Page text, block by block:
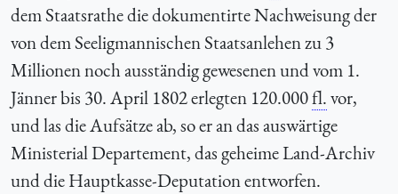
dem Staatsrathe die dokumentirte Nachweisung der
von dem Seeligmannischen Staatsanlehen zu 3
Millionen noch ausständig gewesenen und vom 1.
Jänner bis 30. April 1802 erlegten 120.000fl.vor,
und las die Aufsätze ab, so er an das auswärtige
Ministerial Departement, das geheime Land-Archiv
und die Hauptkasse-Deputation entworfen.